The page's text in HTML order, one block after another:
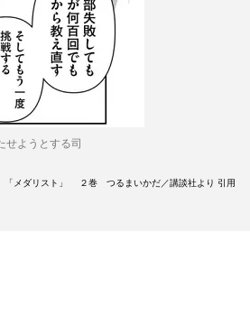
せようとする司
「メダリスト」 ２巻 つるまいかだ／講談社より 引用